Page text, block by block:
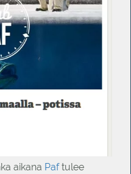
aikana Paftulee